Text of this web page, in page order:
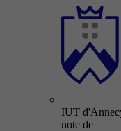
IUT
note de